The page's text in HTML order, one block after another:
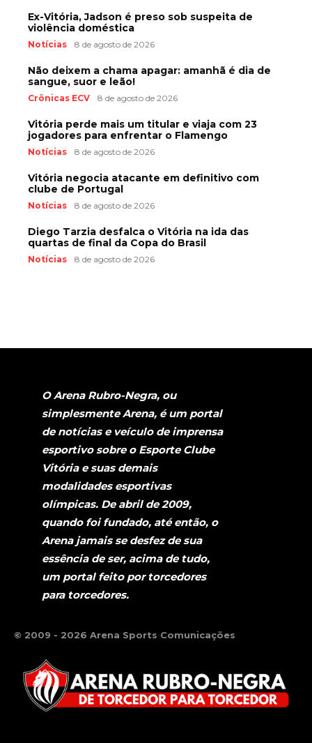
Ex-Vitória, Jadson é preso sob suspeita de
violência doméstica
Notícias 8 de agosto de 2026
Não deixem a chama apagar: amanhã é dia de
sangue, suor e leão!
Crônicas ECV 8 de agosto de 2026
Vitória perde mais um titular e viaja com 23
jogadores para enfrentar o Flamengo
Notícias 8 de agosto de 2026
Vitória negocia atacante em definitivo com
clube de Portugal
Notícias 8 de agosto de 2026
Diego Tarzia desfalca o Vitória na ida das
quartas de final da Copa do Brasil
Notícias 8 de agosto de 2026
O Arena Rubro-Negra, ou
simplesmente Arena, é um portal
de notícias e veículo de imprensa
esportivo sobre o Esporte Clube
Vitória e suas demais
modalidades esportivas
olímpicas. De abril de 2009,
quando foi fundado, até então, o
Arena jamais se desfez de sua
essência de ser, acima de tudo,
um portal feito por torcedores
para torcedores.
© 2009 - 2026 Arena Sports Comunicações